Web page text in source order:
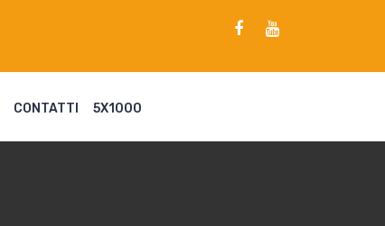
CONTATTI 5X1000